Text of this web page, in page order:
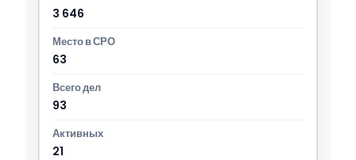
3 646
63
93
21